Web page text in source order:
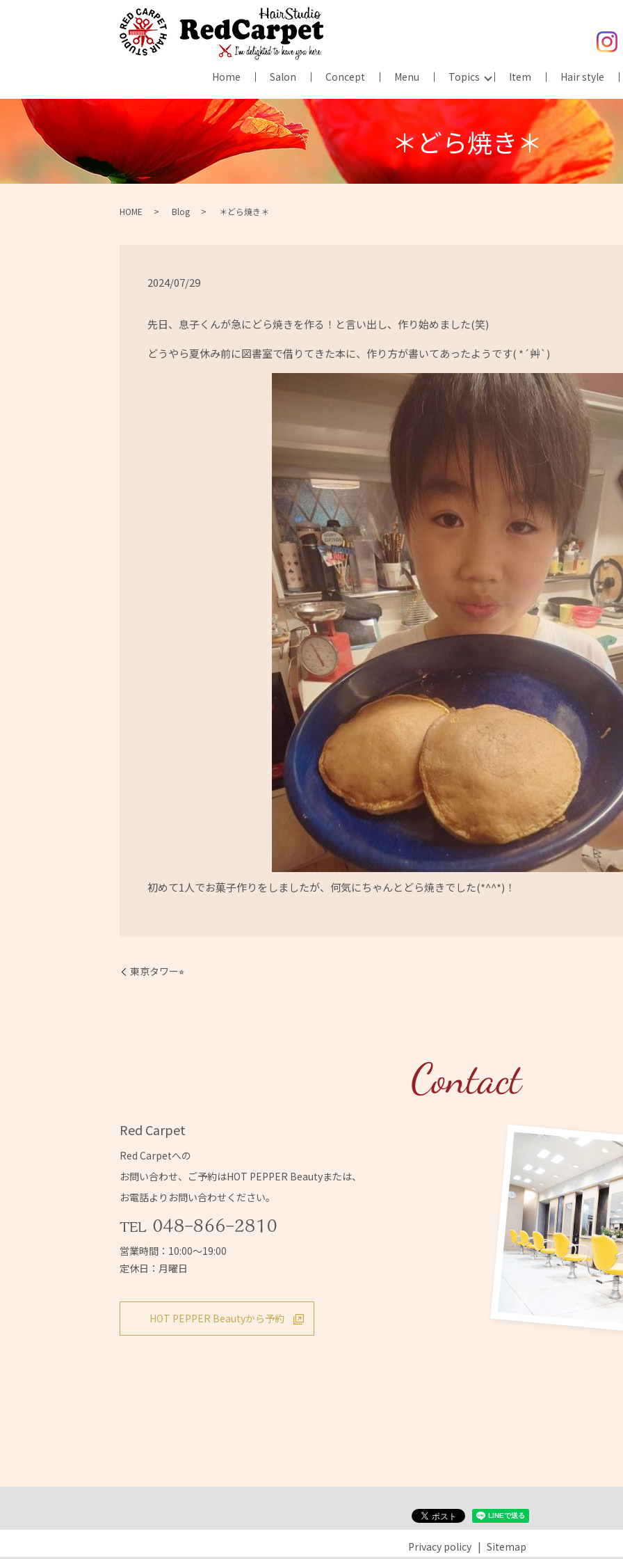
Home Salon Concept Menu Topics Item Hair style
＊どら焼き＊
HOME Blog ＊どら焼き＊
2024/07/29
先日、息子くんが急にどら焼きを作る！と言い出し、作り始めました(笑)
どうやら夏休み前に図書室で借りてきた本に、作り方が書いてあったようです( *´艸`)
初めて1人でお菓子作りをしましたが、何気にちゃんとどら焼きでした(*^^*)！
東京タワー⭐︎
Red Carpet
Red Carpetへの
お問い合わせ、ご予約はHOT PEPPER Beautyまたは、
お電話よりお問い合わせください。
営業時間：10:00～19:00
定休日：月曜日
HOT PEPPER Beautyから予約
Privacy policy Sitemap